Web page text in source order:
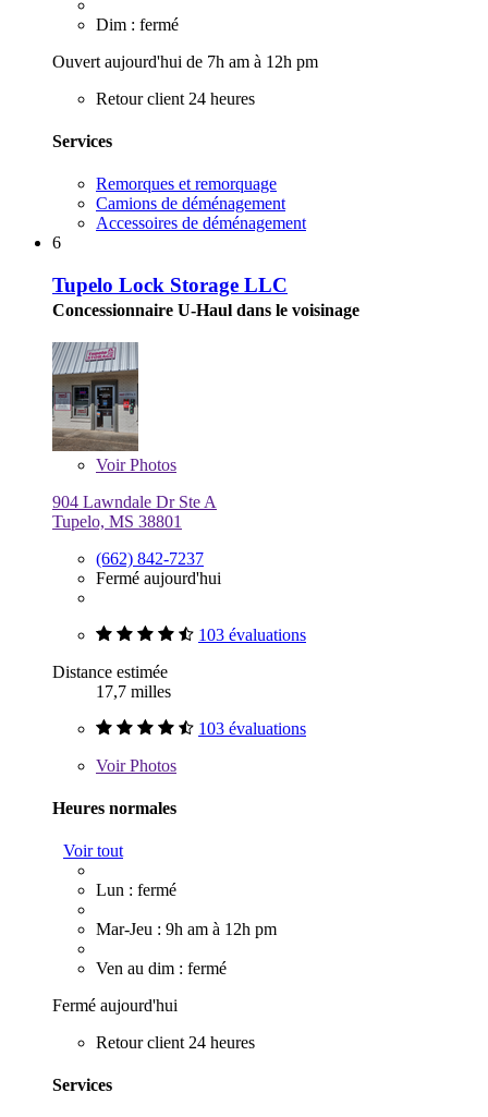
Dim : fermé
Ouvert aujourd'hui de 7h am à 12h pm
Retour client 24 heures
Services
Remorques et remorquage
Camions de déménagement
Accessoires de déménagement
6
Tupelo Lock Storage LLC
Concessionnaire U-Haul dans le voisinage
VoirPhotos
904 Lawndale Dr Ste A
Tupelo, MS 38801
(662) 842-7237
Fermé aujourd'hui
103 évaluations
Distance estimée
17,7 milles
103 évaluations
VoirPhotos
Heures normales
Voir tout
Lun : fermé
Mar-Jeu : 9h am à 12h pm
Ven au dim : fermé
Fermé aujourd'hui
Retour client 24 heures
Services